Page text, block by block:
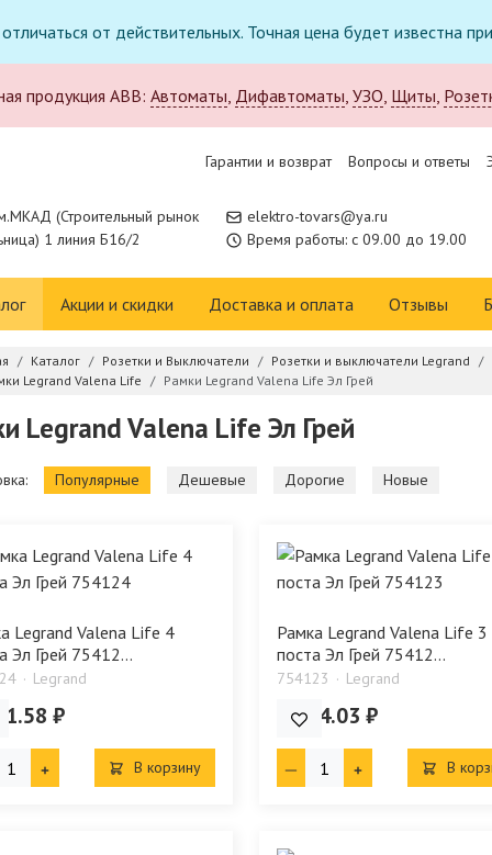
от действительных. Точная цена будет
продукция ABB: Автоматы, Дифавтоматы, УЗО, Щиты,
Гарантии и возврат Вопросы и ответы
(Строительный рынок
1 линия Б16/2
elektro-tovars@ya.ru
Время работы: с 09.00 до 19.00
Акции и скидки Доставка и оплата Отзывы
Каталог Розетки и Выключатели
Розетки и выключатели Legrand
Legrand Valena Life
Рамки Legrand Valena Life Эл Грей
Legrand Valena Life Эл Грей
Популярные Дешевые Дорогие Новые
Legrand Valena Life 4
Эл Грей 75412...
Legrand
₽
В корзину
Рамка Legrand Valena Life 3
поста Эл Грей 75412...
754123 Legrand
1 334.03 ₽
В